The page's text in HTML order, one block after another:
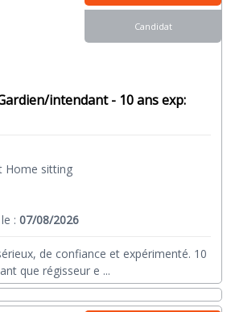
intendant - 10 ans exp:
Home sitting
le :07/08/2026
de confiance et expérimenté. 10
que régisseur e ...
Candidat